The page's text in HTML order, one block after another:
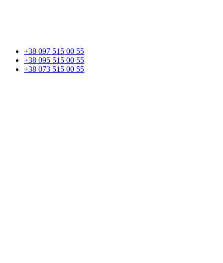
+38 097 515 00 55
+38 095 515 00 55
+38 073 515 00 55